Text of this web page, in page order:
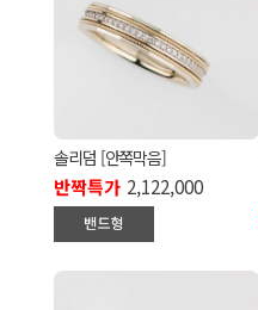
솔리덤 [안쪽막음]
반짝특가 2,122,000